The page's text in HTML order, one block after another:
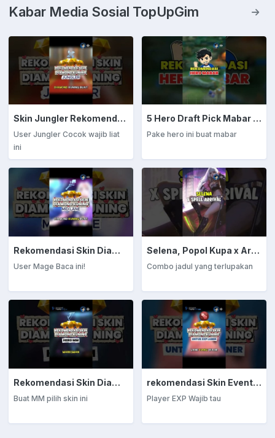
yang bikin kamu lebih jago
bertahan dan menyerang
Kabar Media Sosial TopUpGim
Skin Jungler Rekomendasi Diamond Kuning
User Jungler Cocok wajib liat
ini
5 Hero Draft Pick Mabar Auto Win
Pake hero ini buat mabar
Rekomendasi Skin Diamond Kuning: Mage
User Mage Baca ini!
Selena, Popol Kupa x Arrival
Combo jadul yang terlupakan
Rekomendasi Skin Diamond Kuning: Marksman
Buat MM pilih skin ini
rekomendasi Skin Event Diamond Kuning: EXP Laner
Player EXP Wajib tau